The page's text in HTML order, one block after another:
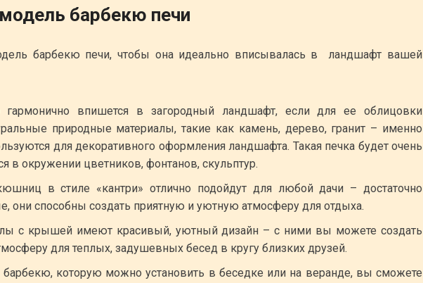
барбекю печи
барбекю печи, чтобы она идеально вписывалась в ландшафт вашей
впишется в загородный ландшафт, если для ее облицовки
природные материалы, такие как камень, дерево, гранит – именно
для декоративного оформления ландшафта. Такая печка будет очень
в окружении цветников, фонтанов, скульптур.
в стиле «кантри» отлично подойдут для любой дачи – достаточно
они способны создать приятную и уютную атмосферу для отдыха.
с крышей имеют красивый, уютный дизайн – с ними вы можете создать
для теплых, задушевных бесед в кругу близких друзей.
которую можно установить в беседке или на веранде, вы сможете